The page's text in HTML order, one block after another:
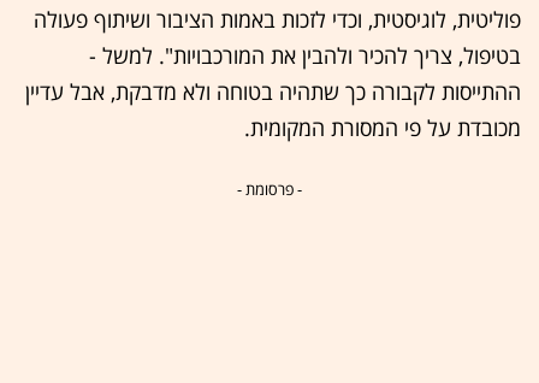
פוליטית, לוגיסטית, וכדי לזכות באמות הציבור ושיתוף פעולה
בטיפול, צריך להכיר ולהבין את המורכבויות". למשל -
ההתייסות לקבורה כך שתהיה בטוחה ולא מדבקת, אבל עדיין
מכובדת על פי המסורת המקומית.
- פרסומת -